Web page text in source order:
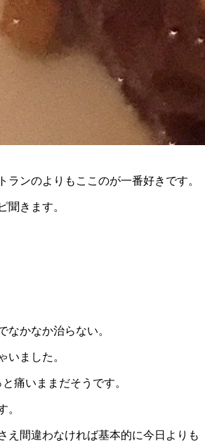
ランのよりもここのが一番好きです。
聞きます。
なかなか治らない。
いました。
痛いままだそうです。
。
え間違わなければ基本的に今日よりも